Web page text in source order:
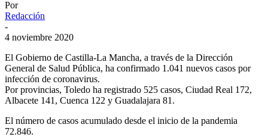
Por
Redacción
-
4 noviembre 2020
El Gobierno de Castilla-La Mancha, a través de la Dirección
General de Salud Pública, ha confirmado 1.041 nuevos casos por
infección de coronavirus.
Por provincias, Toledo ha registrado 525 casos, Ciudad Real 172,
Albacete 141, Cuenca 122 y Guadalajara 81.
El número de casos acumulado desde el inicio de la pandemia
72.846.